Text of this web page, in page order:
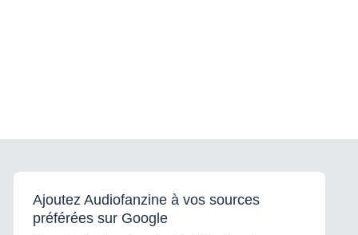
Ajoutez Audiofanzine à vos sources
préférées sur Google